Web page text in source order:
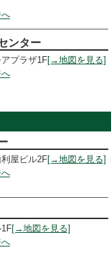
ンター
プラザ1F[→地図を見る]
屋ビル2F[→地図を見る]
[→地図を見る]